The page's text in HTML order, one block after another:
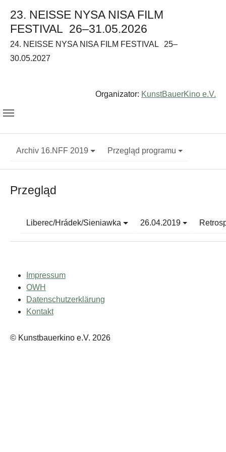
23. NEISSE NYSA NISA FILM
FESTIVAL 26–31.05.2026
24. NEISSE NYSA NISA FILM FESTIVAL
25–
30.05.2027
Organizator: KunstBauerKino e.V.
Archiv 16.NFF 2019 Przegląd programu
Przegląd
Liberec/Hrádek/Sieniawka 26.04.2019
Impressum
OWH
Datenschutzerklärung
Kontakt
© Kunstbauerkino e.V. 2026